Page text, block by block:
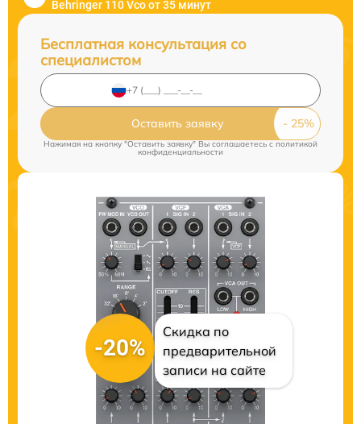
Behringer 110 Vco от 35 минут
Бесплатная консультация со
специалистом
Оставить заявку
Нажимая на кнопку "Оставить заявку" Вы соглашаетесь cполитикой
конфиденциальности
-20%
Скидка по
предварительной
записи на сайте